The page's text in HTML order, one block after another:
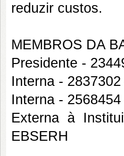
reduzir custos.
MEMBROS DA
Presidente -
Interna -
Interna -
Externa à
EBSERH